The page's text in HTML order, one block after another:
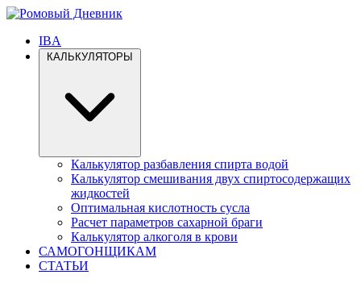
IBA
Калькулятор разбавления спирта водой
Калькулятор смешивания двух спиртосодержащих
жидкостей
Оптимальная кислотность сусла
Расчет параметров сахарной браги
Калькулятор алкоголя в крови
САМОГОНЩИКАМ
СТАТЬИ